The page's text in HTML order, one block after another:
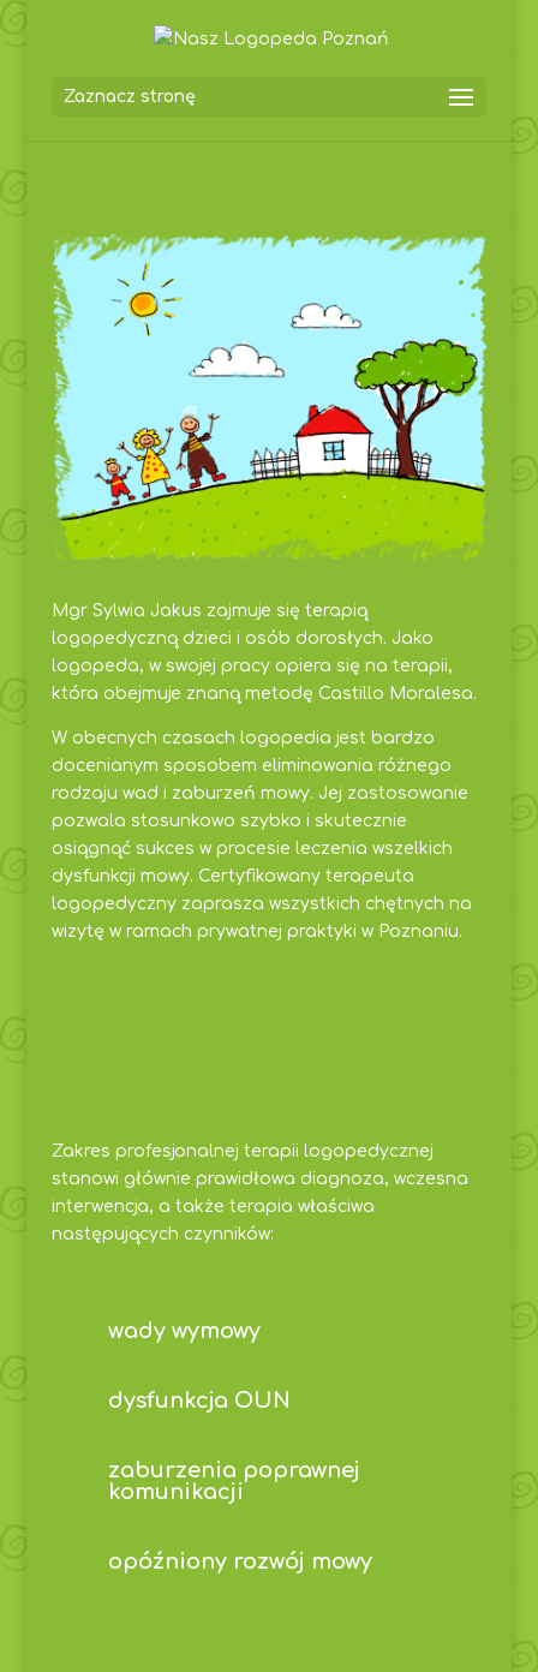
Zaznacz stronę
Mgr Sylwia Jakus zajmuje się terapią
logopedyczną dzieci i osób dorosłych. Jako
logopeda, w swojej pracy opiera się na terapii,
która obejmuje znaną metodę Castillo Moralesa.
W obecnych czasach logopedia jest bardzo
docenianym sposobem eliminowania różnego
rodzaju wad i zaburzeń mowy. Jej zastosowanie
pozwala stosunkowo szybko i skutecznie
osiągnąć sukces w procesie leczenia wszelkich
dysfunkcji mowy. Certyfikowany terapeuta
logopedyczny zaprasza wszystkich chętnych na
wizytę w ramach prywatnej praktyki w Poznaniu.
Zakres profesjonalnej terapii logopedycznej
stanowi głównie prawidłowa diagnoza, wczesna
interwencja, a także terapia właściwa
następujących czynników:
wady wymowy
dysfunkcja OUN
zaburzenia poprawnej
komunikacji
opóźniony rozwój mowy